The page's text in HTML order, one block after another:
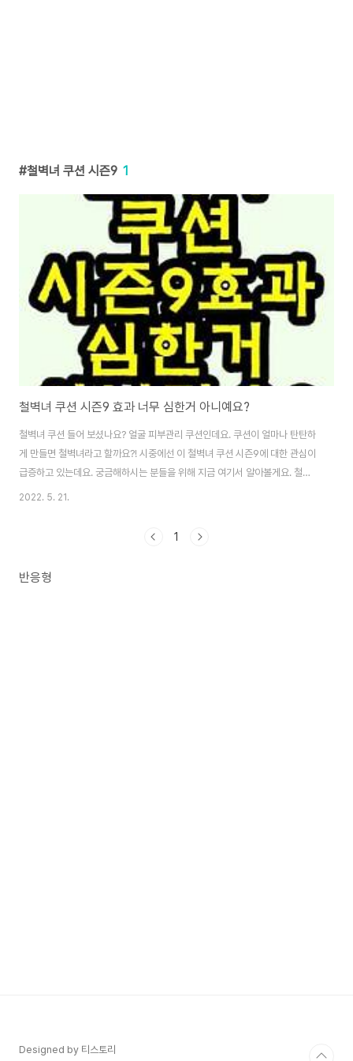
철벽녀 쿠션 시즌9 1
철벽녀 쿠션 시즌9 효과 너무 심한거 아니예요?
철벽녀 쿠션 들어 보셨나요? 얼굴 피부관리 쿠션인데요. 쿠션이 얼마나 탄탄하
게 만들면 철벽녀라고 할까요?! 시중에선 이 철벽녀 쿠션 시즌9에 대한 관심이
급증하고 있는데요. 궁금해하시는 분들을 위해 지금 여기서 알아볼게요. 철벽
녀 쿠션 시즌9 이란? 철벽녀 쿠션 시즌9는 미백, 주름, 자외선 차단
프레쉬로 철벽같이 커버하는 쿠션파운데이션이라는 의미로 철벽녀 쿠션이라
쿠션인가? 철벽녀 쿠션 시즌9가 좋은 이유는 최초 진정 성분 컬러민 함유, 수분
2022. 5. 21.
1
반응형
Designed by 티스토리